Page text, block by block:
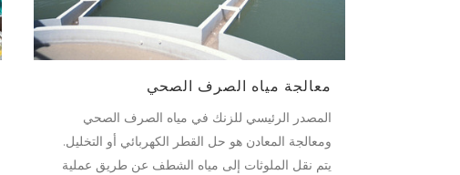
معالجة مياه الصرف الصحي
المصدر الرئيسي للزنك في مياه الصرف الصحي
ومعالجة المعادن هو حل القطر الكهربائي أو التخليل.
يتم نقل الملوثات إلى مياه الشطف عن طريق عملية